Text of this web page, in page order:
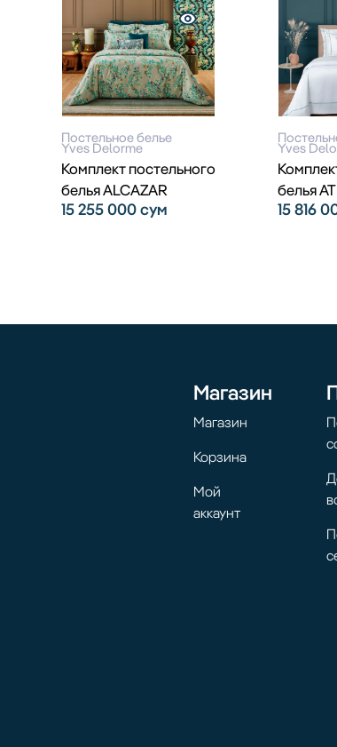
Постельное белье
Yves Delorme
Комплект постельного
белья ALCAZAR
15 255 000сум
Yves
белья
15 816
Магазин
Магазин
Корзина
Мой
аккаунт